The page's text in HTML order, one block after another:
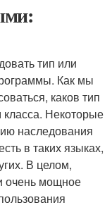
тип или
Как мы
каков тип
класса. Некоторые
наследования
в таких языках,
В целом,
очень мощное